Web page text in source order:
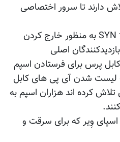
دارند تا سرور اختصاصی
یک: حمله داس از نوع SYN flood به منظور خارج کردن
اصلی
پرس برای فرستادن اسپم
لیست شدن آی پی های کابل
کرده اند هزاران اسپم به
وِیر که برای سرقت و